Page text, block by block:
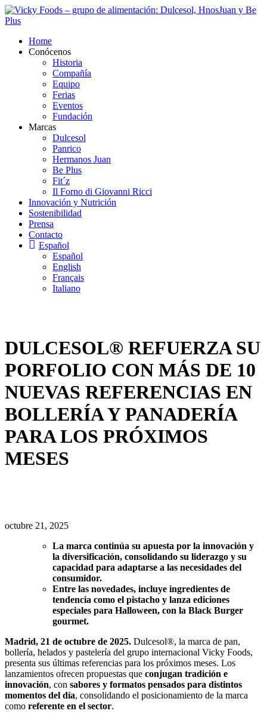
Home
Conócenos
Historia
Compañía
Equipo
Ferias
Eventos
Fundación
Marcas
Dulcesol
Panrico
Hermanos Juan
Be Plus
Fit´z
Il Forno di Giovanni Ricci
Innovación y Nutrición
Sostenibilidad
Prensa
Contacto
Español
Español
English
Français
Italiano
DULCESOL® REFUERZA SU
PORFOLIO CON MÁS DE 10
NUEVAS REFERENCIAS EN
BOLLERÍA Y PANADERÍA
PARA LOS PRÓXIMOS
MESES
octubre 21, 2025
La marca continúa su apuesta por la innovación y
la diversificación, consolidando su liderazgo y su
capacidad para adaptarse a las necesidades del
consumidor.
Entre las novedades, incluye ingredientes de
tendencia como el pistacho y lanza ediciones
especiales para Halloween, con la Black Burger
gourmet.
Madrid, 21 de octubre de 2025. Dulcesol®, la marca de pan,
bollería, helados y pastelería del grupo internacional Vicky Foods,
presenta sus últimas referencias para los próximos meses. Los
lanzamientos ofrecen propuestas que conjugan tradición e
innovación, con sabores y formatos pensados para distintos
momentos del día, consolidando el posicionamiento de la marca
como referente en el sector.